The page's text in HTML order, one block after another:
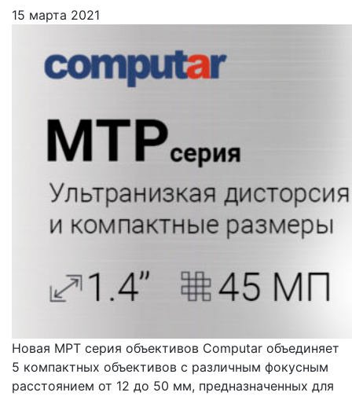
15 марта 2021
Новая MPT серия объективов Computar объединяет
5 компактных объективов с различным фокусным
расстоянием от 12 до 50 мм, предназначенных для